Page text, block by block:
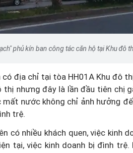
phủ kín ban công tác căn hộ tại Khu đô
địa chỉ tại tòa HH01A Khu đô
nhưng đây là lần đầu tiên chị
mất nước không chỉ ảnh hưởng
trệ.
có nhiều khách quen, việc kinh
tại, việc kinh doanh bị đình